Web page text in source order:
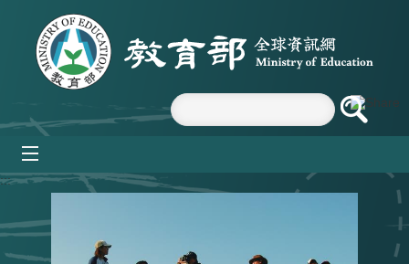
跳到主要內容區塊
:::